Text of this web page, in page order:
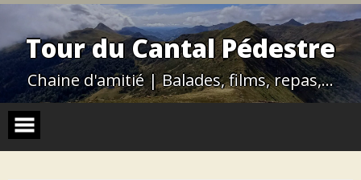
Skip
contentTour du Cantal Pédestre
Chaine d'amitié | Balades, films, repas,…